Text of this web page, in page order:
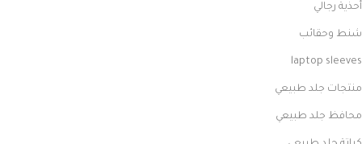
أحذية رجالي
شنط وحقائب
laptop sleeves
منتجات جلد طبيعي
محافظ جلد طبيعي